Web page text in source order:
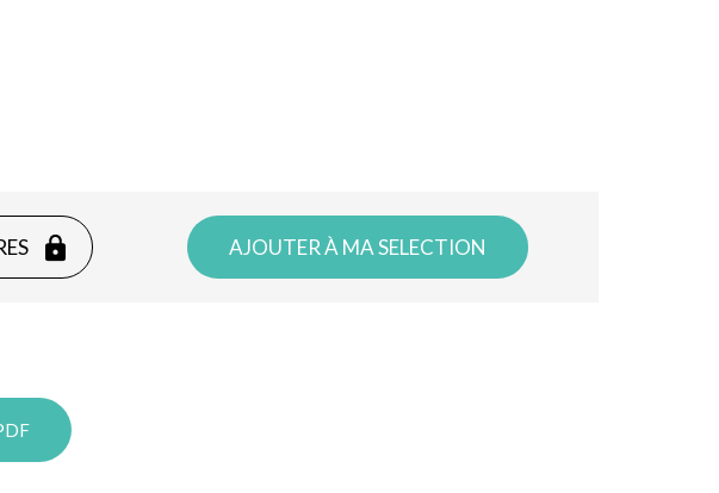
AJOUTER À MA SELECTION